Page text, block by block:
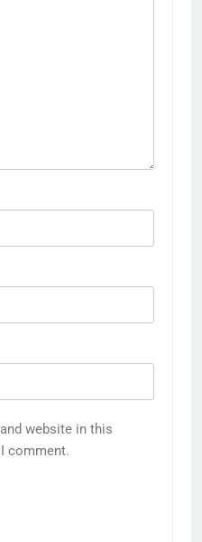
website in this
comment.